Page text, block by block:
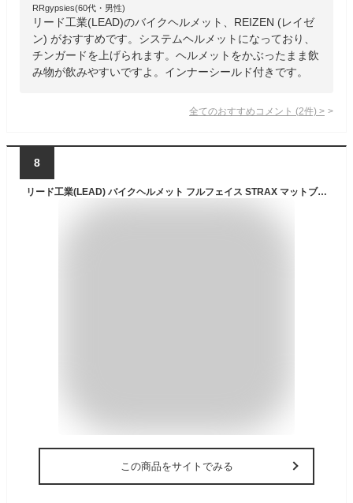
RRgypsies(60代・男性)
リード工業(LEAD)のバイクヘルメット、REIZEN (レイゼ
ン) がおすすめです。システムヘルメットになっており、
チンガードを上げられます。ヘルメットをかぶったまま飲
み物が飲みやすいですよ。インナーシールド付きです。
全てのおすすめコメント (2件) >
8
リード工業(LEAD) バイクヘルメット フルフェイス STRAX マットブラック Mサイズ(57-58cm未満) SF-12
この商品をサイトでみる